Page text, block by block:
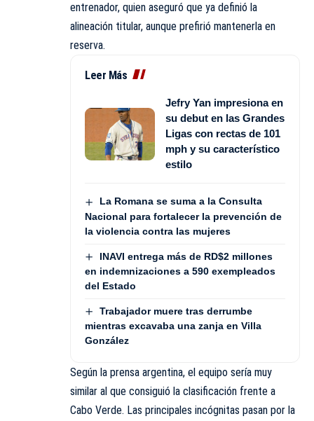
entrenador, quien aseguró que ya definió la
alineación titular, aunque prefirió mantenerla en
reserva.
Leer Más
Jefry Yan impresiona en
su debut en las Grandes
Ligas con rectas de 101
mph y su característico
estilo
La Romana se suma a la Consulta
Nacional para fortalecer la prevención de
la violencia contra las mujeres
INAVI entrega más de RD$2 millones
en indemnizaciones a 590 exempleados
del Estado
Trabajador muere tras derrumbe
mientras excavaba una zanja en Villa
González
Según la prensa argentina, el equipo sería muy
similar al que consiguió la clasificación frente a
Cabo Verde. Las principales incógnitas pasan por la